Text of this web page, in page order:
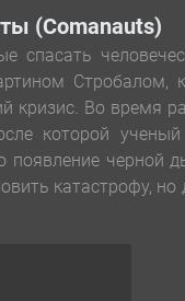
(Comanauts)
спасать
Стробалом,
кризис. Во время
которой
появление черной
катастрофу, но